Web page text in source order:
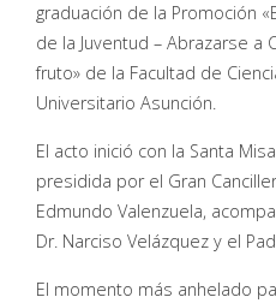
graduación de la Promoción
de la Juventud – Abrazarse a
fruto» de la Facultad de
Universitario Asunción.
El acto inició con la Santa
presidida por el Gran
Edmundo Valenzuela,
Dr. Narciso Velázquez y el
El momento más anhelado